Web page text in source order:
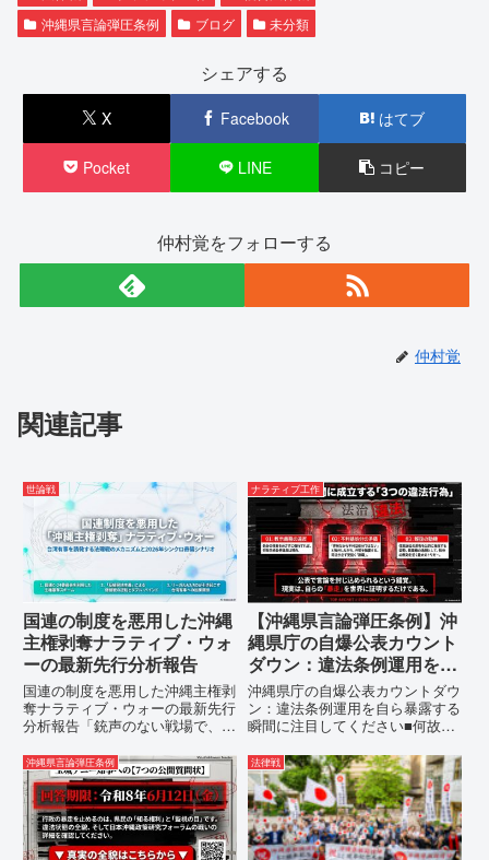
沖縄県言論弾圧条例
ブログ 未分類
シェアする
X Facebook はてブ
Pocket LINE コピー
仲村覚をフォローする
仲村覚
関連記事
世論戦
国連の制度を悪用した沖縄
主権剥奪ナラティブ・ウォ
ーの最新先行分析報告
国連の制度を悪用した沖縄主権剥
奪ナラティブ・ウォーの最新先行
分析報告「銃声のない戦場で、日
いる。」現代の戦争は、ミサイル
が飛来する以前に始まっていま
す。国連という国際的な舞台で、
巧妙な「言説（ナラティブ）」が
張...
ナラティブ工作
【沖縄県言論弾圧条例】沖
縄県庁の自爆公表カウント
ダウン：違法条例運用を自
ら暴露する瞬間に注目して
ください
沖縄県庁の自爆公表カウントダウ
ン：違法条例運用を自ら暴露する
瞬間に注目してください■何故、
テルを貼りたい本当の理由「なぜ
沖縄県庁は、法を無視してまで私
を封じ込めようとするのか。」そ
の理由は明確です。県政が統治
の...
沖縄県言論弾圧条例 法律戦